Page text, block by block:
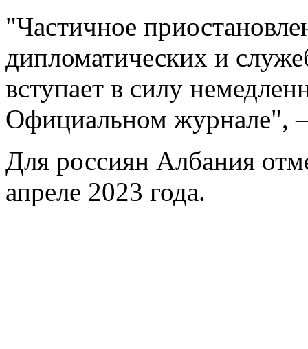
"Частичное
дипломатических и
вступает в силу
Официальном журнале", –
Для россиян Албания
апреле 2023 года.